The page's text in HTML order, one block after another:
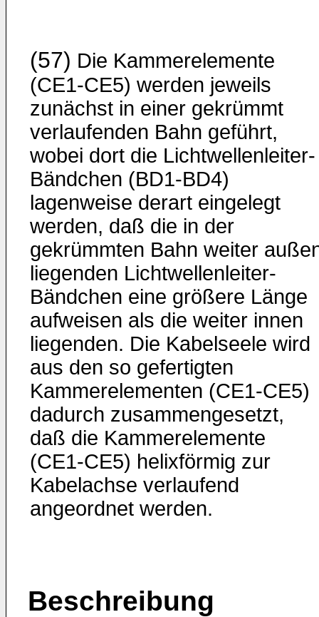
(57) Die Kammerelemente
(CE1-CE5) werden jeweils
zunächst in einer gekrümmt
verlaufenden Bahn geführt,
wobei dort die Lichtwellenleiter-
Bändchen (BD1-BD4)
lagenweise derart eingelegt
werden, daß die in der
gekrümmten Bahn weiter
liegenden Lichtwellenleiter-
Bändchen eine größere Länge
aufweisen als die weiter innen
liegenden. Die Kabelseele wird
aus den so gefertigten
Kammerelementen (CE1-CE5)
dadurch zusammengesetzt,
daß die Kammerelemente
(CE1-CE5) helixförmig zur
Kabelachse verlaufend
angeordnet werden.
Beschreibung